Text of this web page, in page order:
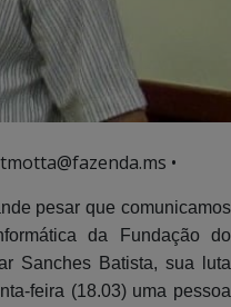
•
pesar que comunicamos
da Fundação do
Sanches Batista, sua luta
feira (18.03) uma pessoa